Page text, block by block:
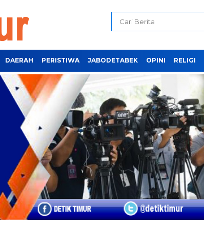
DAERAH PERISTIWA JABODETABEK OPINI RELIGI